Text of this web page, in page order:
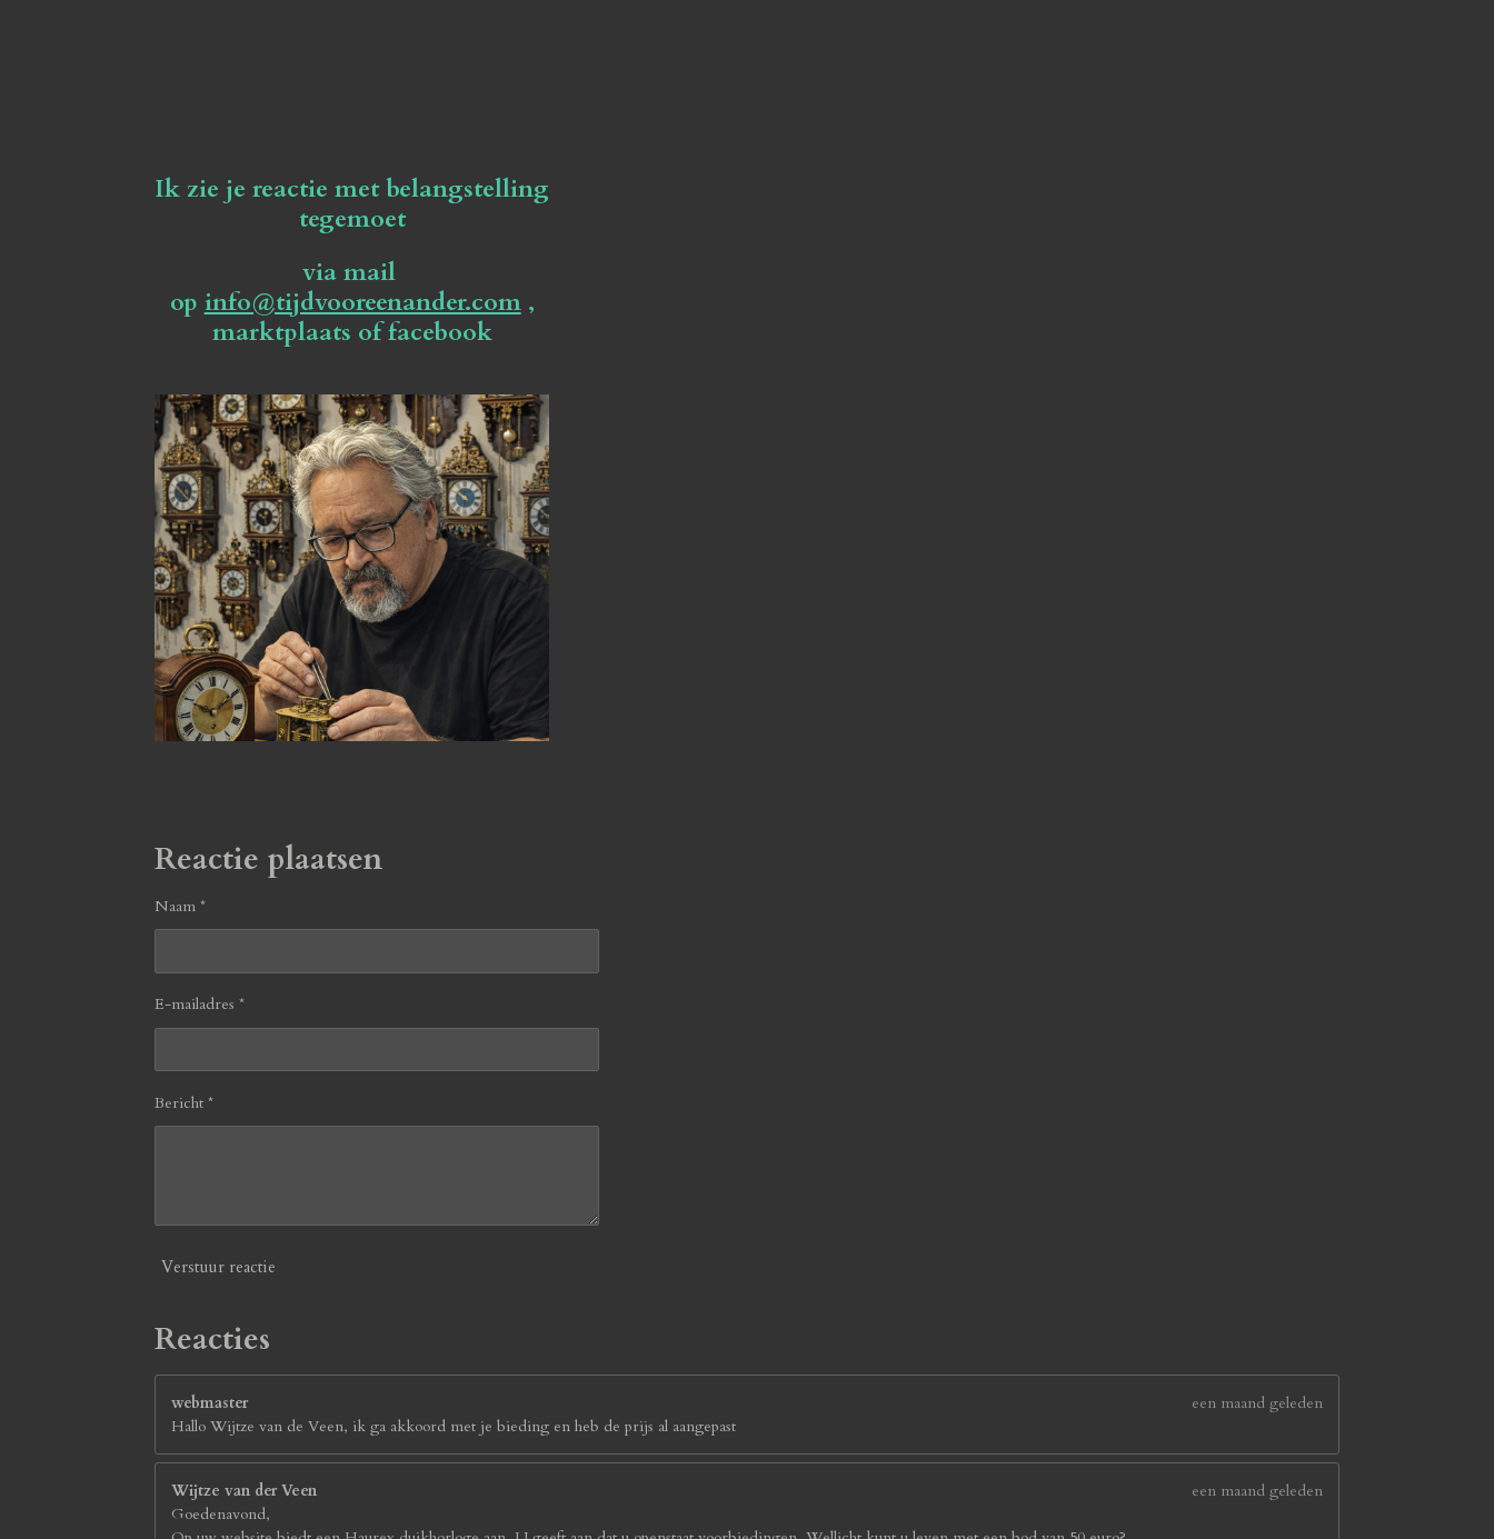
Ik zie je reactie met belangstelling
tegemoet
via mail
op info@tijdvooreenander.com,
marktplaats of facebook
Reactie plaatsen
Naam *
E-mailadres *
Bericht *
Verstuur reactie
Reacties
webmaster
een maand geleden
Hallo Wijtze van de Veen, ik ga akkoord met je bieding en heb de prijs al aangepast
Wijtze van der Veen
een maand geleden
Goedenavond,